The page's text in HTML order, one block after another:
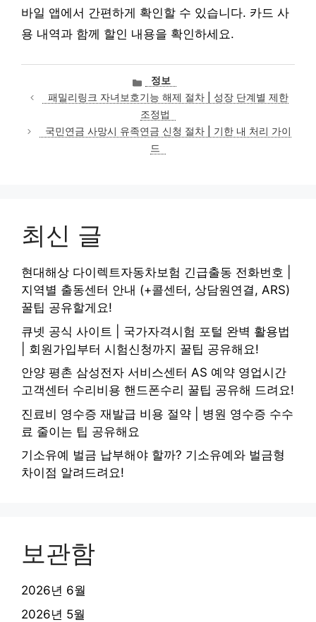
바일 앱에서 간편하게 확인할 수 있습니다. 카드 사
용 내역과 함께 할인 내용을 확인하세요.
카
테
고
리
정보
패밀리링크 자녀보호기능 해제 절차 | 성장 단계별 제한
조정법
국민연금 사망시 유족연금 신청 절차 | 기한 내 처리 가이
드
최신 글
현대해상 다이렉트자동차보험 긴급출동 전화번호 |
지역별 출동센터 안내 (+콜센터, 상담원연결, ARS)
꿀팁 공유할게요!
큐넷 공식 사이트 | 국가자격시험 포털 완벽 활용법
| 회원가입부터 시험신청까지 꿀팁 공유해요!
안양 평촌 삼성전자 서비스센터 AS 예약 영업시간
고객센터 수리비용 핸드폰수리 꿀팁 공유해 드려요!
진료비 영수증 재발급 비용 절약 | 병원 영수증 수수
료 줄이는 팁 공유해요
기소유예 벌금 납부해야 할까? 기소유예와 벌금형
차이점 알려드려요!
보관함
2026년 6월
2026년 5월